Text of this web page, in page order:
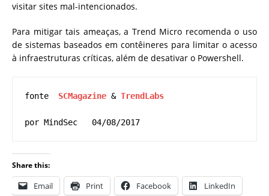
visitar sites mal-intencionados.
Para mitigar tais ameaças, a Trend Micro recomenda o uso
de sistemas baseados em contêineres para limitar o acesso
à infraestruturas críticas, além de desativar o Powershell.
fonte SCMagazine & TrendLabs
por MindSec   04/08/2017
Share this:
Email Print Facebook LinkedIn